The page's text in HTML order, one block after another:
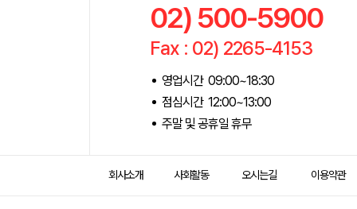
02) 500-5900
Fax : 02) 2265-4153
영업시간 09:00~18:30
점심시간 12:00~13:00
주말 및 공휴일 휴무
회사소개 사회활동 오시는길 이용약관